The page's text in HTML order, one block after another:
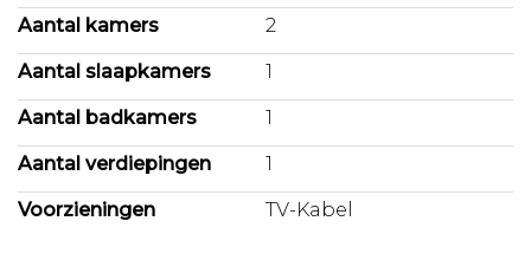
Aantal kamers 2
Aantal slaapkamers 1
Aantal badkamers 1
Aantal verdiepingen 1
Voorzieningen TV-Kabel